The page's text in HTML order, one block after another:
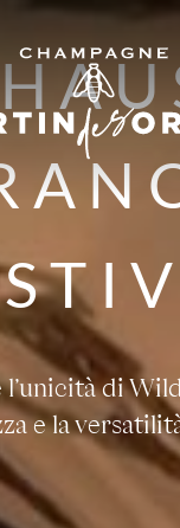
di
e la